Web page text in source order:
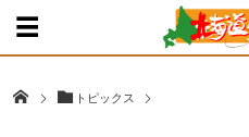
トピックス